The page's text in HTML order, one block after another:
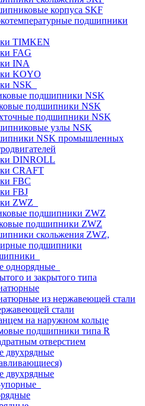
корпуса SKF
подшипники
TIMKEN
FAG
INA
KOYO
NSK
подшипники NSK
подшипники NSK
подшипники NSK
узлы NSK
NSK промышленных
DINROLL
CRAFT
FBC
FBJ
ZWZ
подшипники ZWZ
подшипники ZWZ
скольжения ZWZ,
подшипники
однорядные
и закрытого типа
из нержавеющей стали
стали
на наружном кольце
подшипники типа R
отверстием
двухрядные
двухрядные